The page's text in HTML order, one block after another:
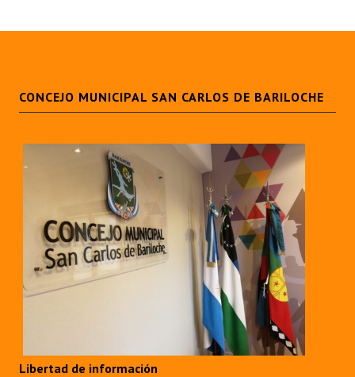
CONCEJO MUNICIPAL SAN CARLOS DE BARILOCHE
Libertad de información